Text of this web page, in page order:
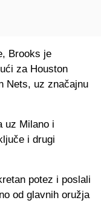
Brooks je
za Houston
Nets, uz značajnu
uz Milano i
i drugi
potez i poslali
od glavnih oružja